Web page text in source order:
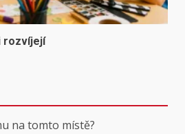
rozvíjejí
na tomto místě?